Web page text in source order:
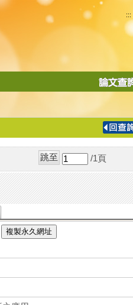
:::
導
/1 頁
複製永久網址